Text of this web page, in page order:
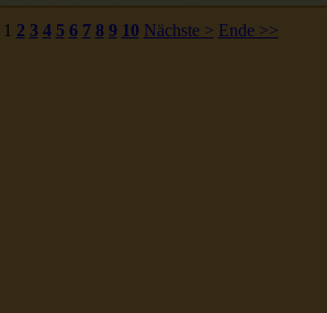
1 2 3 4 5 6 7 8 9 10 Nächste > Ende >>